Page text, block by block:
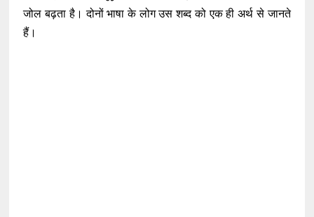
जोल बढ़ता है। दोनों भाषा के लोग उस शब्द को एक ही अर्थ से जानते
हैं।